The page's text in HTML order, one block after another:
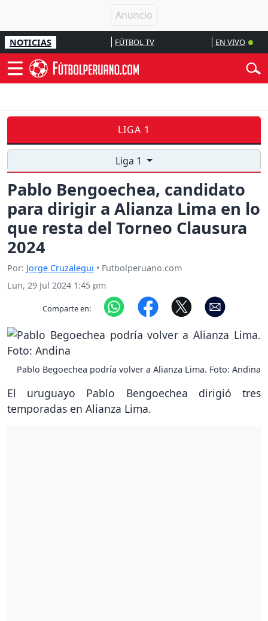
NOTICIAS FÚTBOL TV EN VIVO
LIGA 1
Liga 1
Pablo Bengoechea, candidato
para dirigir a Alianza Lima en lo
que resta del Torneo Clausura
2024
Por: Jorge Cruzalegui • Futbolperuano.com
Lun, 29 Jul 2024 1:45 pm
Comparte en:
Pablo Begoechea podría volver a Alianza Lima. Foto: Andina
El uruguayo Pablo Bengoechea dirigió tres
temporadas en Alianza Lima.